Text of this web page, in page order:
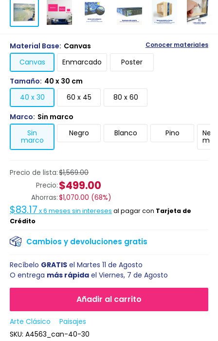
Precio de lista:$1,569.00
Precio: $499.00
Ahorras:$1,070.00 (68%)
$83.17 x6 meses sin intereses al pagar con Tarjeta de
Crédito
Cambios y devoluciones gratis
Material Base: Canvas Conocer materiales
Canvas Enmarcado
Poster
Tamaño: 40 x 30 cm
40 x 30
60 x 45
80 x 60
Marco: Sin marco
Sin
marco
Negro Blanco Pino
Añadir al carrito
Recíbelo GRATIS el Martes 11 de Agosto
O entrega más rápida el Viernes, 7 de Agosto
Arte Clásico
Paisajes
SKU: A4563_can-40-30